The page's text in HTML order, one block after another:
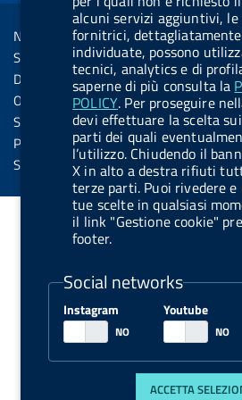
alcuni servizi aggiuntivi,
fornitrici,
individuate, possono
tecnici, analytics e di
saperne di più consulta la
POLICY. Per proseguire
devi effettuare la scelta
parti dei quali
l’utilizzo. Chiudendo il
X in alto a destra rifiuti
terze parti. Puoi rivedere
tue scelte in qualsiasi
il link "Gestione cookie"
footer.
Social networks
Instagram Youtube
ACCETTA
u
t
t
o
n
.
i
n
s
t
g
r
m
u
t
t
o
n
.
s
p
o
f
y
Sezione Link Utili
Note legali
Social Media Policy
Dichiarazione di accessibilità
Obiettivi di accessibilità
Statistiche sito
Privacy
Servizi Online